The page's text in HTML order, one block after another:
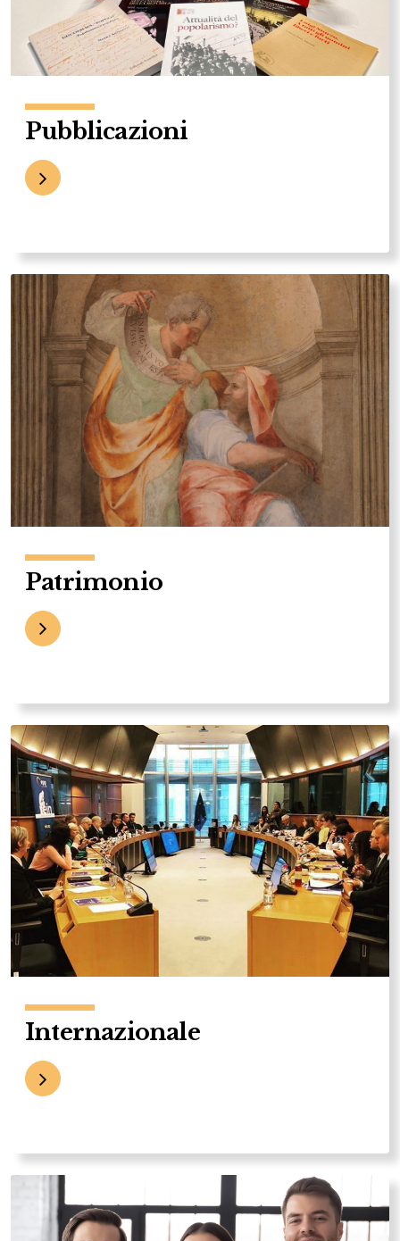
Pubblicazioni
Patrimonio
Internazionale